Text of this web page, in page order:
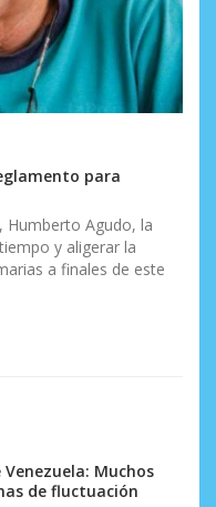
para
Humberto Agudo, la
y aligerar la
a finales de este
Muchos
de fluctuación